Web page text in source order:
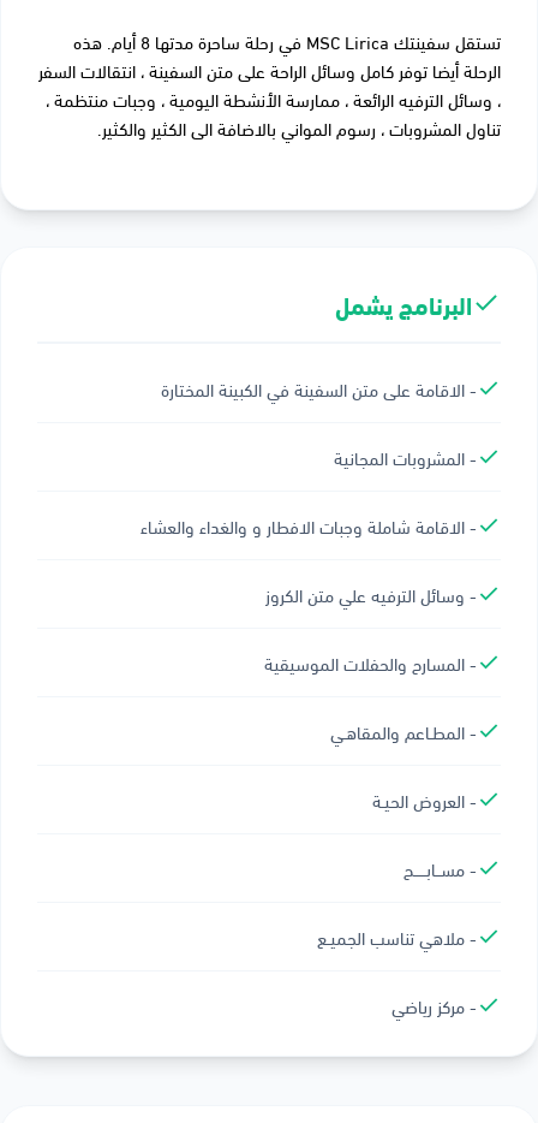
تستقل سفينتك MSC Lirica
في رحلة ساحرة مدتها 8 أيام. هذه
الرحلة أيضا توفر كامل وسائل الراحة على متن السفينة ، انتقالات السفر
، وسائل الترفيه الرائعة ، ممارسة الأنشطة اليومية ، وجبات منتظمة ،
تناول المشروبات ، رسوم المواني بالاضافة الى الكثير والكثير.
البرنامج يشمل
- الاقامة على متن السفينة في الكبينة المختارة
- المشروبات المجانية
- الاقامة شاملة وجبات الافطار و والغداء والعشاء
- وسائل الترفيه علي متن الكروز
- المسارح والحفلات الموسيقية
- المطـاعم والمقاهـي
- العروض الحيـة
- مســابـــــح
- ملاهي تناسب الجميـع
- مركز رياضي